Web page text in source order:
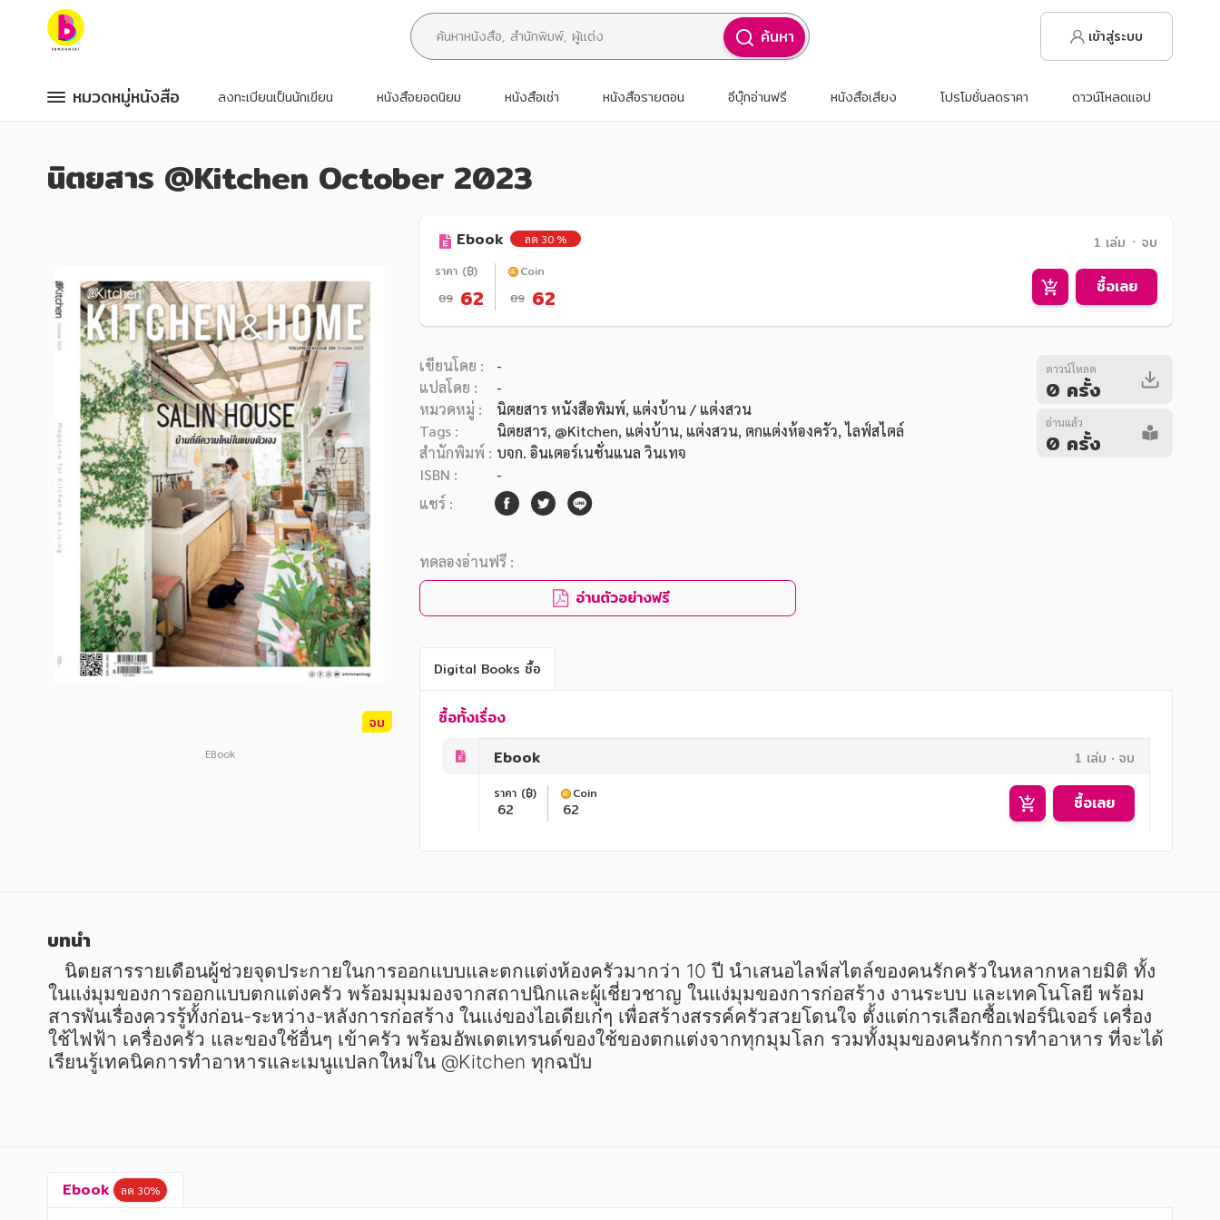
หมวดหมู่หนังสือ
หมวดหมู่ยอดนิยม
หนังสือออกใหม่
หนังสือยอดนิยม
หมวดหมู่หนังสือ
อาหาร สุขภาพ การแพทย์
ศิลปะ บันเทิง กีฬา ท่องเที่ยว
สังคม วัฒนธรรม การปกครอง ศาสนาและปรัชญา
ศาสนา และปรัชญา
กฎหมาย สัญญา ภาษี
การเงิน การลงทุน บริหาร
นิตยสาร หนังสือพิมพ์
ครอบครัว
วรรณกรรม
การเกษตร ชีววิทยา
เทคโนโลยี การสื่อสาร วิทยาศาสตร์
การ์ตูนความรู้ การ์ตูน
การ์ตูนมังงะ (Manga)
ค้นหา เข้าสู่ระบบ
หมวดหมู่หนังสือ
หมวดหมู่หนังสือ
หมวดหมู่ยอดนิยม
หนังสือออกใหม่
หนังสือยอดนิยม
หมวดหมู่หนังสือ
อาหาร สุขภาพ การแพทย์
ศิลปะ บันเทิง กีฬา ท่องเที่ยว
สังคม วัฒนธรรม การปกครอง ศาสนาและปรัชญา
ศาสนา และปรัชญา
กฎหมาย สัญญา ภาษี
การเงิน การลงทุน บริหาร
นิตยสาร หนังสือพิมพ์
ครอบครัว
วรรณกรรม
การเกษตร ชีววิทยา
เทคโนโลยี การสื่อสาร วิทยาศาสตร์
การ์ตูนความรู้ การ์ตูน
การ์ตูนมังงะ (Manga)
ลงทะเบียนเป็นนักเขียน หนังสือยอดนิยม หนังสือเช่า หนังสือรายตอน อีบุ๊กอ่านฟรี หนังสือเสียง โปรโมชั่นลดราคา ดาวน์โหลดแอป
นิตยสาร @Kitchen October 2023
จบ
EBook
Ebook ลด 30 % 1 เล่ม ᛫ จบ
ราคา (฿)
89 62
Coin
89 62 ซื้อเลย
เขียนโดย :
-
แปลโดย :
-
หมวดหมู่ :
นิตยสาร หนังสือพิมพ์, แต่งบ้าน / แต่งสวน
Tags :
นิตยสาร, @Kitchen, แต่งบ้าน, แต่งสวน, ตกแต่งห้องครัว, ไลฟ์สไตล์
สำนักพิมพ์ : บจก. อินเตอร์เนชั่นแนล วินเทจ
ISBN :
-
แชร์ :
ดาวน์โหลด
0 ครั้ง
อ่านแล้ว
0 ครั้ง
ทดลองอ่านฟรี :
อ่านตัวอย่างฟรี
Digital Books ซื้อ
ซื้อทั้งเรื่อง
Ebook
1 เล่ม จบ
ราคา (฿)
62
Coin
62 ซื้อเลย
บทนำ
ในแง่มุมของการออกแบบตกแต่งครัว พร้อมมุมมองจากสถาปนิกและผู้เชี่ยวชาญ ในแง่มุมของการก่อสร้าง งานระบบ และเทคโนโลยี พร้อม
สารพันเรื่องควรรู้ทั้งก่อน-ระหว่าง-หลังการก่อสร้าง ในแง่ของไอเดียเก๋ๆ เพื่อสร้างสรรค์ครัวสวยโดนใจ ตั้งแต่การเลือกซื้อเฟอร์นิเจอร์ เครื่อง
ใช้ไฟฟ้า เครื่องครัว และของใช้อื่นๆ เข้าครัว พร้อมอัพเดตเทรนด์ของใช้ของตกแต่งจากทุกมุมโลก รวมทั้งมุมของคนรักการทำอาหาร ที่จะได้
เรียนรู้เทคนิคการทำอาหารและเมนูแปลกใหม่ใน @Kitchen ทุกฉบับ
Ebook ลด 30%